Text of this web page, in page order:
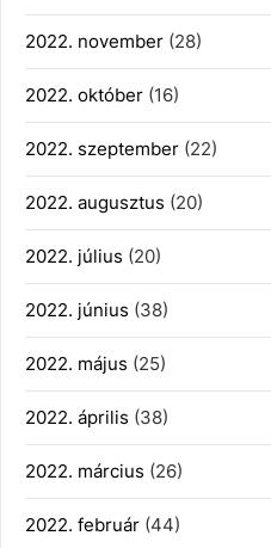
2022. november (28)
2022. október (16)
2022. szeptember (22)
2022. augusztus (20)
2022. július (20)
2022. június (38)
2022. május (25)
2022. április (38)
2022. március (26)
2022. február (44)